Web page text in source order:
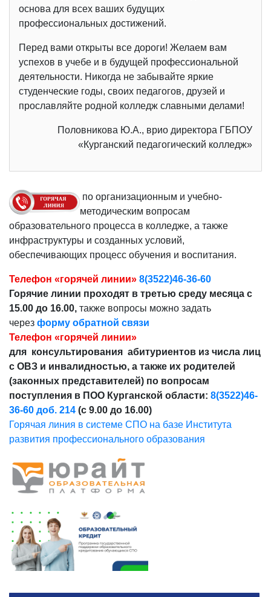
основа для всех ваших будущих
профессиональных достижений.
Перед вами открыты все дороги! Желаем вам
успехов в учебе и в будущей профессиональной
деятельности. Никогда не забывайте яркие
студенческие годы, своих педагогов, друзей и
прославляйте родной колледж славными делами!
Половникова Ю.А., врио директора ГБПОУ
«Курганский педагогический колледж»
по организационным и учебно-
методическим вопросам
образовательного процесса в колледже, а также
инфраструктуры и созданных условий,
обеспечивающих процесс обучения и воспитания.
Телефон «горячей линии» 8(3522)46-36-60
Горячие линии проходят в третью среду месяца с
15.00 до 16.00, также вопросы можно задать
через форму обратной связи
Телефон «горячей линии»
для консультирования абитуриентов из числа лиц
с ОВЗ и инвалидностью, а также их родителей
(законных представителей) по вопросам
поступления в ПОО Курганской области: 8(3522)46-
36-60 доб. 214 (с 9.00 до 16.00)
Горячая линия в системе СПО на базе Института
развития профессионального образования